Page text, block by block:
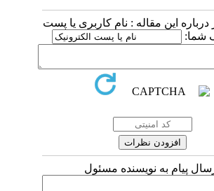
این مقاله : نام کاربری یا پست
شما:
پیام به نویسنده مسئول